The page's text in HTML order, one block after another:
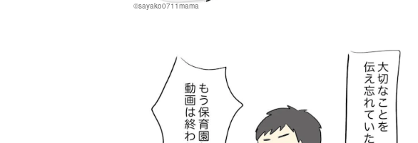
©sayako0711mama